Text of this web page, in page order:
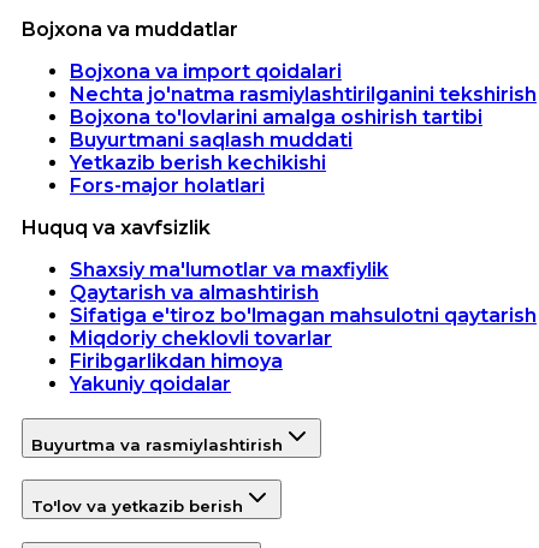
Bojxona va muddatlar
Bojxona va import qoidalari
Nechta jo'natma rasmiylashtirilganini tekshirish
Bojxona to'lovlarini amalga oshirish tartibi
Buyurtmani saqlash muddati
Yetkazib berish kechikishi
Fors-major holatlari
Huquq va xavfsizlik
Shaxsiy ma'lumotlar va maxfiylik
Qaytarish va almashtirish
Sifatiga e'tiroz bo'lmagan mahsulotni qaytarish
Miqdoriy cheklovli tovarlar
Firibgarlikdan himoya
Yakuniy qoidalar
Buyurtma va rasmiylashtirish
To'lov va yetkazib berish